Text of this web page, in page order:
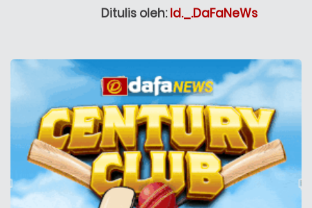
Ditulis oleh:Id._.DaFaNeWs